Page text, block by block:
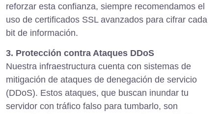
reforzar esta confianza, siempre recomendamos el
uso de certificados SSLavanzados para cifrar cada
bit de información.
3. Protección contra Ataques DDoS
Nuestra infraestructura cuenta con sistemas de
mitigación de ataques de denegación de servicio
(DDoS). Estos ataques, que buscan inundar tu
servidor con tráfico falso para tumbarlo, son